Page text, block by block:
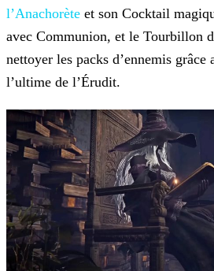
l’Anachorète et son Cocktail
avec Communion, et le Tourbillon
nettoyer les packs d’ennemis grâce
l’ultime de l’Érudit.